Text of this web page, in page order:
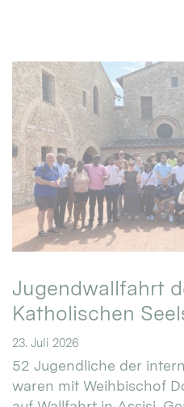
Jugendwallfahrt
Katholischen
23. Juli 2026
52 Jugendliche der
waren mit Weihbischof